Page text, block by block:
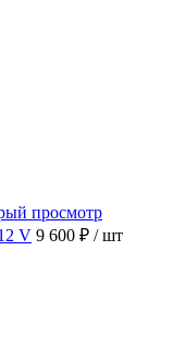
просмотр
V 9 600 ₽ / шт